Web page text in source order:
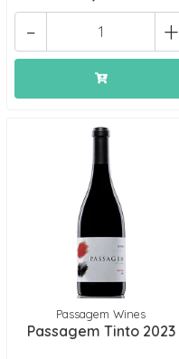
+
-
Passagem Wines
Passagem Tinto 2023